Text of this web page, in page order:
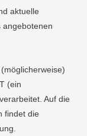
aktuelle
angebotenen
(ein
Auf die
findet die